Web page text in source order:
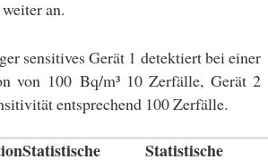
an.
sensitives Gerät 1 detektiert bei einer
von 100 Bq/m³ 10 Zerfälle, Gerät 2
entsprechend 100 Zerfälle.
Statistische
Statistische